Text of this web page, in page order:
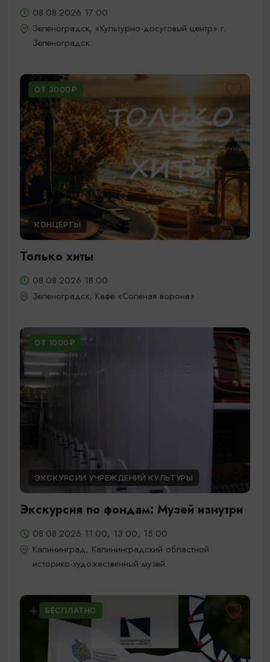
08.08.2026 17:00
Зеленоградск, «Культурно-досуговый центр» г.
Зеленоградск
ОТ 3000₽
КОНЦЕРТЫ
Только хиты
08.08.2026 18:00
Зеленоградск, Кафе «Соленая ворона»
ОТ 1000₽
ЭКСКУРСИИ УЧРЕЖДЕНИЙ КУЛЬТУРЫ
Экскурсия по фондам: Музей изнутри
08.08.2026 11:00, 13:00, 15:00
Калининград, Калининградский областной
историко-художественный музей
БЕСПЛАТНО